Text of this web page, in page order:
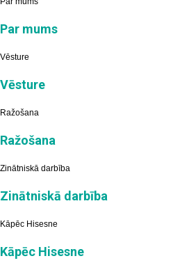
Par mums
Vēsture
Vēsture
Ražošana
Ražošana
Zinātniskā darbība
Zinātniskā darbība
Kāpēc Hisesne
Kāpēc Hisesne